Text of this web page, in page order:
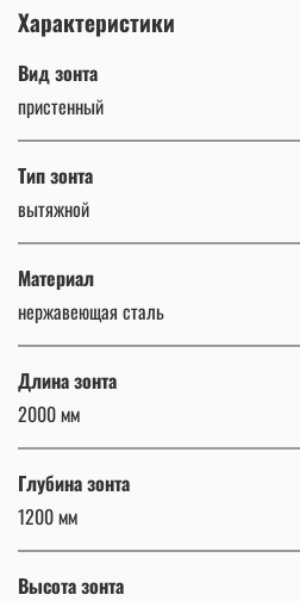
Характеристики
Вид зонта
пристенный
Тип зонта
вытяжной
Материал
нержавеющая сталь
Длина зонта
2000 мм
Глубина зонта
1200 мм
Высота зонта